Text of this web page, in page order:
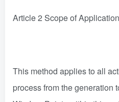
Article 2 Scope of Application
This method applies to all
process from the generation